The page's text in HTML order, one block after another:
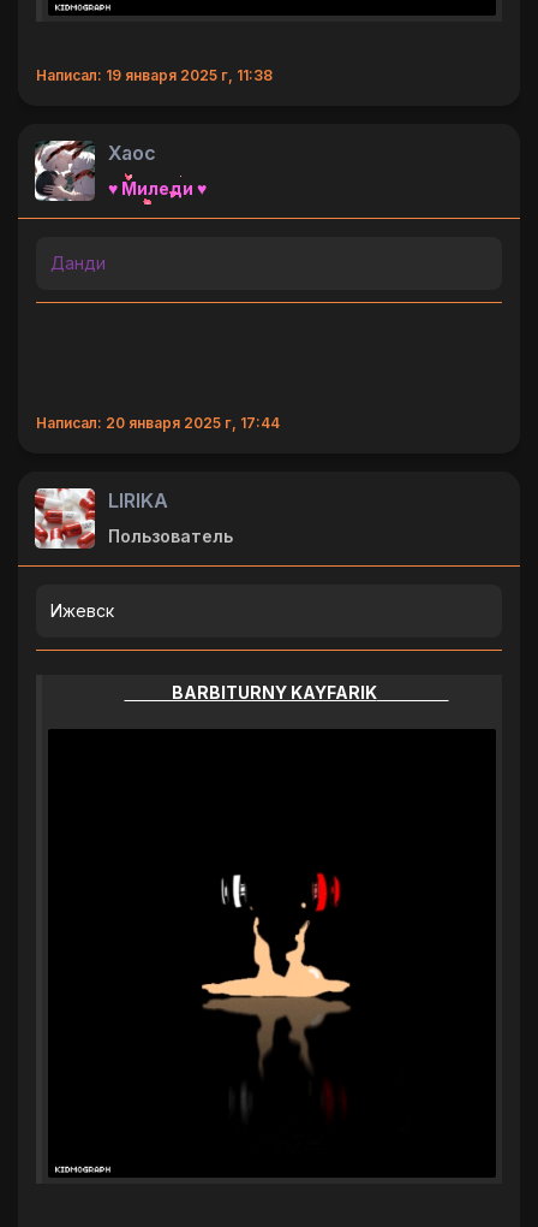
Написал: 19 января 2025 г, 11:38
Хаос
♥ Миледи ♥
Данди
Написал: 20 января 2025 г, 17:44
LlRlKA
Пользователь
Ижевск
BARBITURNY KAYFARIK